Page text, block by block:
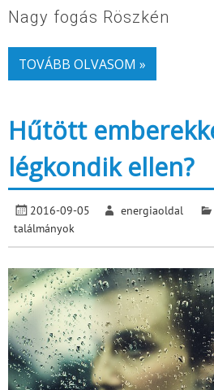
Nagy fogás Röszkén
TOVÁBB OLVASOM »
Hűtött
légkondik ellen?
2016-09-05 energiaoldal
találmányok